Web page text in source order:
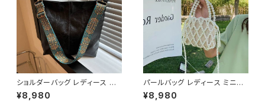
ショルダーバッグ レディース 大
容量バッグ ワイドストラップバッ
グ カジュアルバッグ 韓国風バッ
¥8,980
パールバッグ レディース ミニバ
ッグ 2WAY ショルダーバッグ ハ
ンドバッグ 巾着バッグ ビーズバ
¥8,980